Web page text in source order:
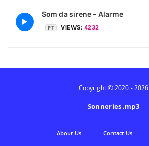
▶
Som da sirene – Alarme
PT VIEWS: 4232
Copyright © 2020 - 2026
Sonneries .mp3
Аbout Us Contact Us